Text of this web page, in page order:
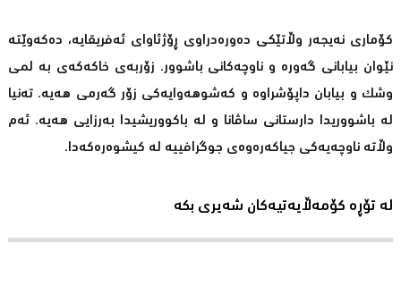
كۆماری نەیجەر وڵاتێكی دەورەدراوی ڕۆژئاوای ئەفریقایە، دەكەوێتە
نێوان بیابانی گەورە و ناوچەكانی باشوور. زۆربەی خاكەكەی بە لمی
وشك و بیابان داپۆشراوە و كەشوهەوایەكی زۆر گەرمی هەیە. تەنیا
لە باشووریدا دارستانی ساڤانا و لە باكووریشیدا بەرزایی هەیە. ئەم
وڵاتە ناوچەیەكی جیاكەرەوەی جوگرافییە لە كیشوەرەكەدا.
لە تۆڕە کۆمەڵایەتیەکان شەیری بکە